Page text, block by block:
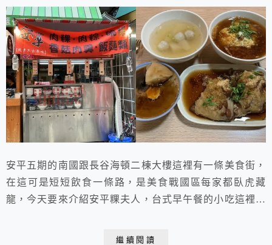
安平五期的南國跟長谷海頓二棟大樓這裡有一條美食街，
在這可是短短飲食一條路，是美食戰國區每家都臥虎藏
龍，今天要來介紹安平粿夫人，台式早午餐的小吃這裡通
繼續閱讀